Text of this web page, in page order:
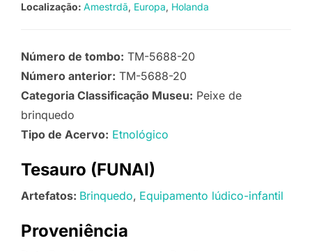
Localização: Amestrdã Europa Holanda
Número de tombo: TM-5688-20
Número anterior: TM-5688-20
Categoria Classificação Museu: Peixe de
brinquedo
Tipo de Acervo: Etnológico
Tesauro (FUNAI)
Artefatos: Brinquedo Equipamento lúdico-infantil
Proveniência